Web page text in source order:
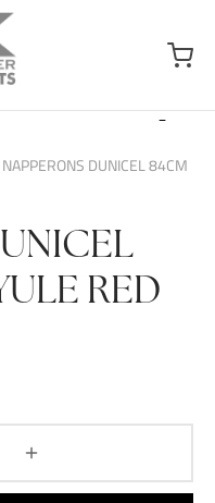
NAPPERONS DUNICEL 84CM
RED